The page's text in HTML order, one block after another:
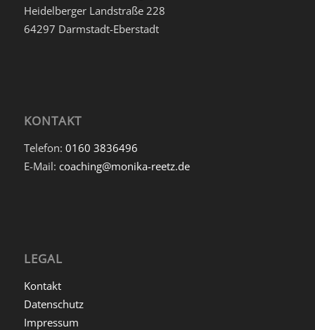
Heidelberger Landstraße 228
64297 Darmstadt-Eberstadt
KONTAKT
Telefon: 0160 3836496
E-Mail: coaching@monika-reetz.de
LEGAL
Kontakt
Datenschutz
Impressum